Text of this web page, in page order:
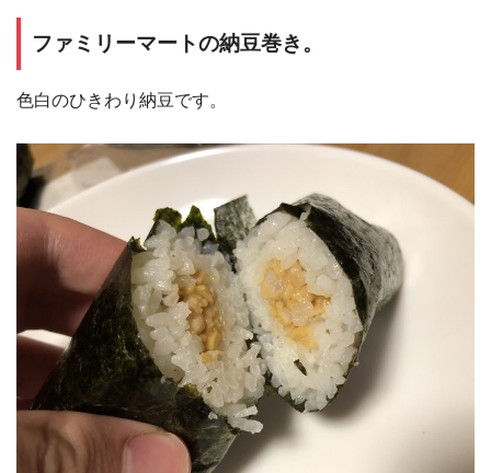
ファミリーマートの納豆巻き。
色白のひきわり納豆です。